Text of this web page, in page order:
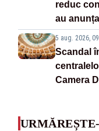
reduc
au
5 aug. 2026,
Scandal
Camera